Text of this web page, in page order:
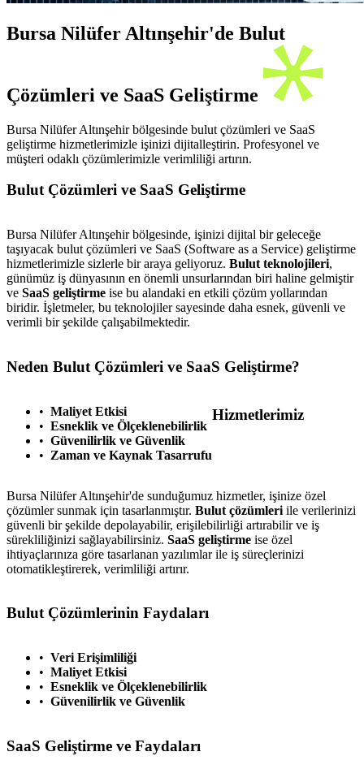
Bursa Nilüfer Altınşehir'de Bulut
Çözümleri ve SaaS Geliştirme
Bursa Nilüfer Altınşehir bölgesinde bulut çözümleri ve SaaS
geliştirme hizmetlerimizle işinizi dijitalleştirin. Profesyonel ve
müşteri odaklı çözümlerimizle verimliliği artırın.
Bulut Çözümleri ve SaaS Geliştirme
Bursa Nilüfer Altınşehir bölgesinde, işinizi dijital bir geleceğe
taşıyacak bulut çözümleri ve SaaS (Software as a Service) geliştirme
hizmetlerimizle sizlerle bir araya geliyoruz. Bulut teknolojileri,
günümüz iş dünyasının en önemli unsurlarından biri haline gelmiştir
ve SaaS geliştirme ise bu alandaki en etkili çözüm yollarından
biridir. İşletmeler, bu teknolojiler sayesinde daha esnek, güvenli ve
verimli bir şekilde çalışabilmektedir.
Neden Bulut Çözümleri ve SaaS Geliştirme?
Maliyet Etkisi
Esneklik ve Ölçeklenebilirlik
Güvenilirlik ve Güvenlik
Zaman ve Kaynak Tasarrufu
Hizmetlerimiz
Bursa Nilüfer Altınşehir'de sunduğumuz hizmetler, işinize özel
çözümler sunmak için tasarlanmıştır. Bulut çözümleri ile verilerinizi
güvenli bir şekilde depolayabilir, erişilebilirliği artırabilir ve iş
sürekliliğinizi sağlayabilirsiniz. SaaS geliştirme ise özel
ihtiyaçlarınıza göre tasarlanan yazılımlar ile iş süreçlerinizi
otomatikleştirerek, verimliliği artırır.
Bulut Çözümlerinin Faydaları
Veri Erişimliliği
Maliyet Etkisi
Esneklik ve Ölçeklenebilirlik
Güvenilirlik ve Güvenlik
SaaS Geliştirme ve Faydaları